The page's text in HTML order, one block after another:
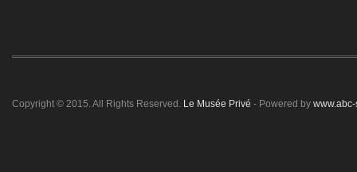
Copyright © 2015. All Rights Reserved. Le Musée Privé - Powered by